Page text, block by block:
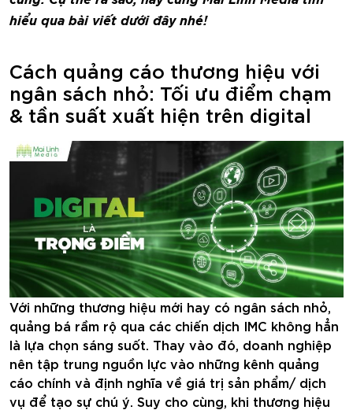
hiểu qua bài viết dưới đây nhé!
Cách quảng cáo thương hiệu với
ngân sách nhỏ: Tối ưu điểm chạm
& tần suất xuất hiện trên digital
Với những thương hiệu mới hay có ngân sách nhỏ,
quảng bá rầm rộ qua các chiến dịch IMC không hẳn
là lựa chọn sáng suốt. Thay vào đó, doanh nghiệp
nên tập trung nguồn lực vào những kênh quảng
cáo chính và định nghĩa về giá trị sản phẩm/ dịch
vụ để tạo sự chú ý. Suy cho cùng, khi thương hiệu